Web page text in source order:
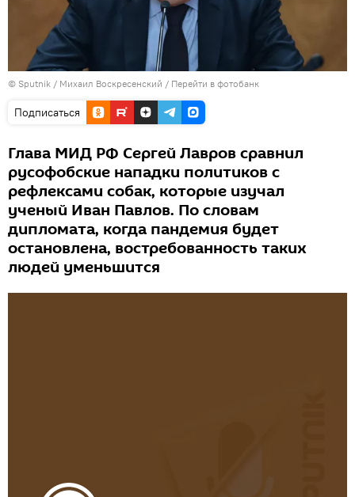
© Sputnik / Михаил Воскресенский / Перейти в фотобанк
Подписаться
Глава МИД РФ Сергей Лавров сравнил
русофобские нападки политиков с
рефлексами собак, которые изучал
ученый Иван Павлов. По словам
дипломата, когда пандемия будет
остановлена, востребованность таких
людей уменьшится